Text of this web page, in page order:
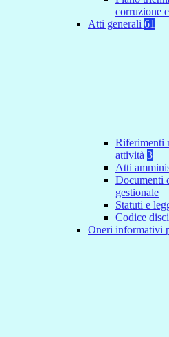
corruzione
Atti generali 61
Riferimenti
attività 3
Atti
Documenti
gestionale
Statuti e
Codice
Oneri informativi